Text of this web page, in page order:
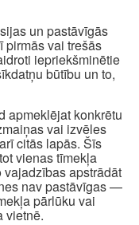
un pastāvīgās
pirmās vai trešās
iepriekšminētie
būtību un to,
apmeklējat konkrētu
vai izvēles
citās lapās. Šīs
vienas tīmekļa
apstrādāt
nav pastāvīgas —
pārlūku vai
vietnē.